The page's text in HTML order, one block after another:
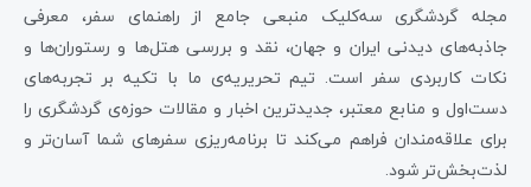
مجله گردشگری سه‌کلیک منبعی جامع از راهنمای سفر، معرفی
جاذبه‌های دیدنی ایران و جهان، نقد و بررسی هتل‌ها و رستوران‌ها و
نکات کاربردی سفر است. تیم تحریریه‌ی ما با تکیه بر تجربه‌های
دست‌اول و منابع معتبر، جدیدترین اخبار و مقالات حوزه‌ی گردشگری را
برای علاقه‌مندان فراهم می‌کند تا برنامه‌ریزی سفرهای شما آسان‌تر و
لذت‌بخش‌تر شود.